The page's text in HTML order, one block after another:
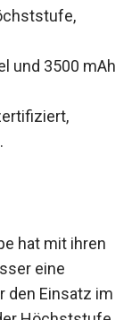
und 3500
eine
Einsatz
der